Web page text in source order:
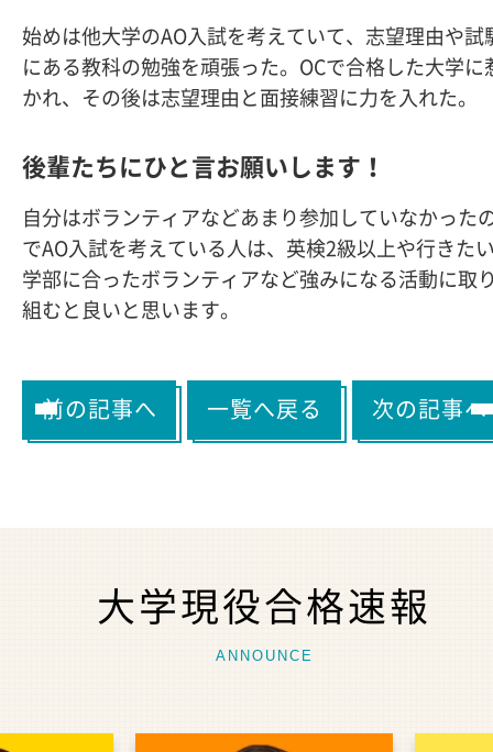
始めは他大学のAO入試を考えていて、志望理由や試
にある教科の勉強を頑張った。OCで合格した大学に
かれ、その後は志望理由と面接練習に力を入れた。
後輩たちにひと言お願いします！
自分はボランティアなどあまり参加していなかった
でAO入試を考えている人は、英検2級以上や行きた
学部に合ったボランティアなど強みになる活動に取
組むと良いと思います。
前の記事へ 一覧へ戻る 次の記事へ
大学現役合格速報
ANNOUNCE